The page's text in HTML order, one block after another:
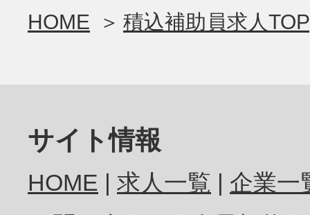
HOME 積込補助員求人TOP
サイト情報
HOME 求人一覧
企業一